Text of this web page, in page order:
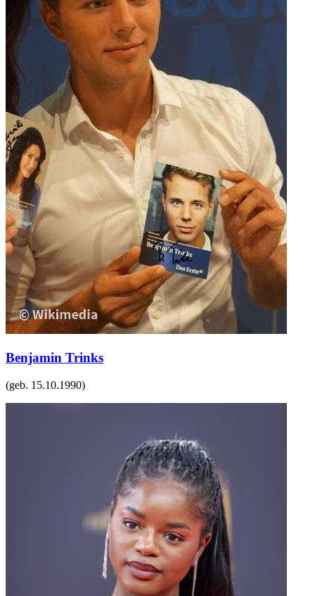
Benjamin Trinks
(geb. 15.10.1990)